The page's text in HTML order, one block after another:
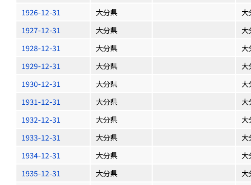
1926-12-31
大分県 大
1927-12-31
大分県 大
1928-12-31
大分県 大
1929-12-31
大分県 大
1930-12-31
大分県 大
1931-12-31
大分県 大
1932-12-31
大分県 大
1933-12-31
大分県 大
1934-12-31
大分県 大
1935-12-31
大分県 大